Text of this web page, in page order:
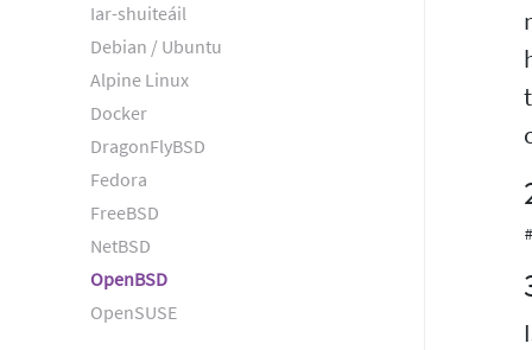
Iar-shuiteáil
Debian / Ubuntu
Alpine Linux
Docker
DragonFlyBSD
Fedora
FreeBSD
NetBSD
OpenBSD
OpenSUSE